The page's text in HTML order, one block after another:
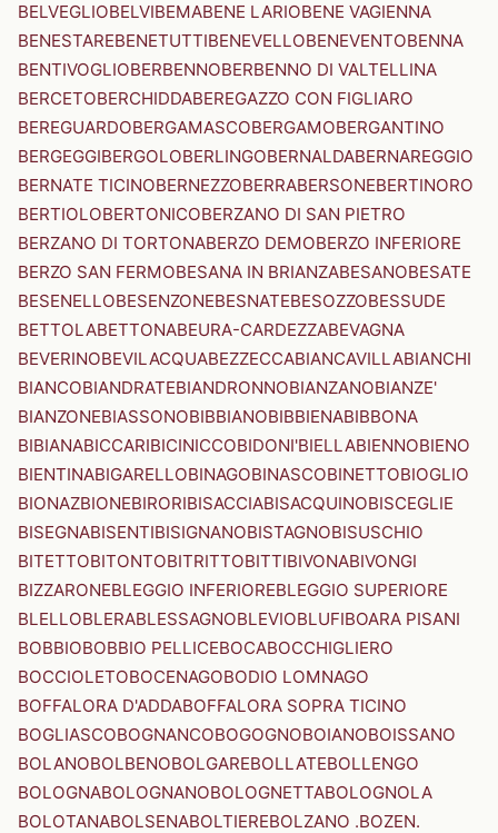
BELVEGLIOBELVIBEMABENE LARIOBENE VAGIENNA
BENESTAREBENETUTTIBENEVELLOBENEVENTOBENNA
BENTIVOGLIOBERBENNOBERBENNO DI VALTELLINA
BERCETOBERCHIDDABEREGAZZO CON FIGLIARO
BEREGUARDOBERGAMASCOBERGAMOBERGANTINO
BERGEGGIBERGOLOBERLINGOBERNALDABERNAREGGIO
BERNATE TICINOBERNEZZOBERRABERSONEBERTINORO
BERTIOLOBERTONICOBERZANO DI SAN PIETRO
BERZANO DI TORTONABERZO DEMOBERZO INFERIORE
BERZO SAN FERMOBESANA IN BRIANZABESANOBESATE
BESENELLOBESENZONEBESNATEBESOZZOBESSUDE
BETTOLABETTONABEURA-CARDEZZABEVAGNA
BEVERINOBEVILACQUABEZZECCABIANCAVILLABIANCHI
BIANCOBIANDRATEBIANDRONNOBIANZANOBIANZE'
BIANZONEBIASSONOBIBBIANOBIBBIENABIBBONA
BIBIANABICCARIBICINICCOBIDONI'BIELLABIENNOBIENO
BIENTINABIGARELLOBINAGOBINASCOBINETTOBIOGLIO
BIONAZBIONEBIRORIBISACCIABISACQUINOBISCEGLIE
BISEGNABISENTIBISIGNANOBISTAGNOBISUSCHIO
BITETTOBITONTOBITRITTOBITTIBIVONABIVONGI
BIZZARONEBLEGGIO INFERIOREBLEGGIO SUPERIORE
BLELLOBLERABLESSAGNOBLEVIOBLUFIBOARA PISANI
BOBBIOBOBBIO PELLICEBOCABOCCHIGLIERO
BOCCIOLETOBOCENAGOBODIO LOMNAGO
BOFFALORA D'ADDABOFFALORA SOPRA TICINO
BOGLIASCOBOGNANCOBOGOGNOBOIANOBOISSANO
BOLANOBOLBENOBOLGAREBOLLATEBOLLENGO
BOLOGNABOLOGNANOBOLOGNETTABOLOGNOLA
BOLOTANABOLSENABOLTIEREBOLZANO .BOZEN.